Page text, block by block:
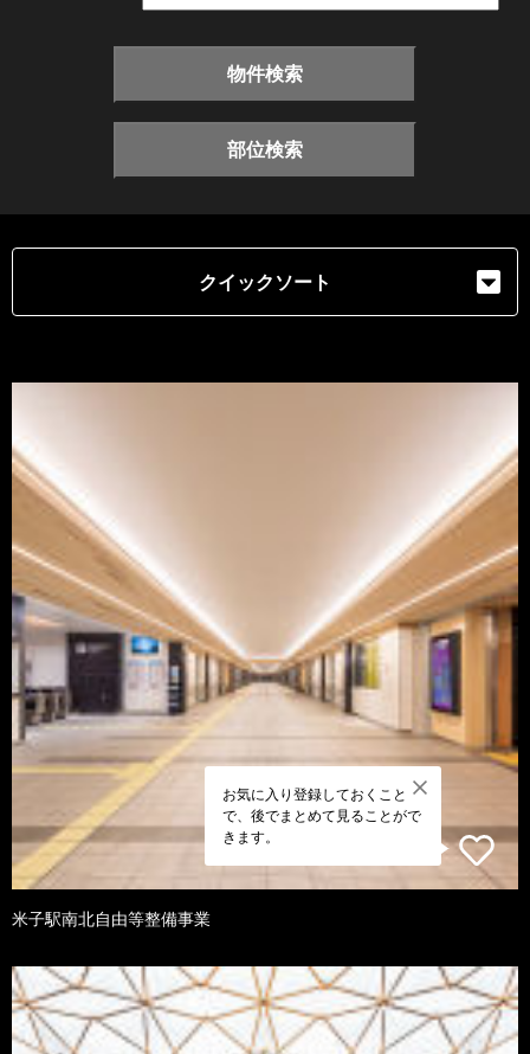
物件検索
部位検索
クイックソート
お気に入り登録しておくこと
で、後でまとめて見ることがで
きます。
米子駅南北自由等整備事業